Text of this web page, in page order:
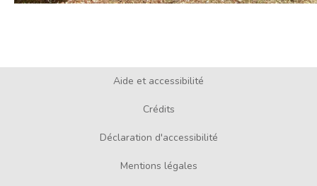
Aide et accessibilité
Crédits
Déclaration d'accessibilité
Mentions légales